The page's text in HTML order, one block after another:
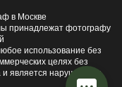
в Москве
принадлежат фотографу
использование без
целях без
является нарушением